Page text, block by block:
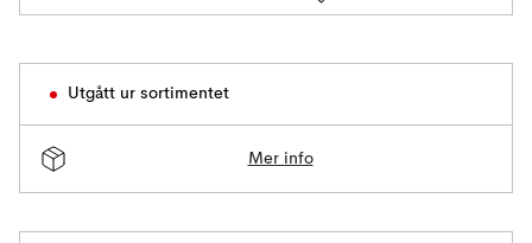
Utgått ur sortimentet
Mer info